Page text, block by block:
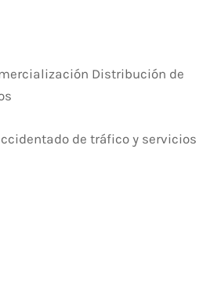
Distribución de
de tráfico y servicios